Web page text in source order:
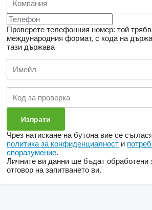
Проверете телефонния номер: той
международния формат, с кода на
тази държава
Чрез натискане на бутона вие се
политика за конфиденциалност и
споразумение.
Личните ви данни ще бъдат обработени
отговор на запитването ви.